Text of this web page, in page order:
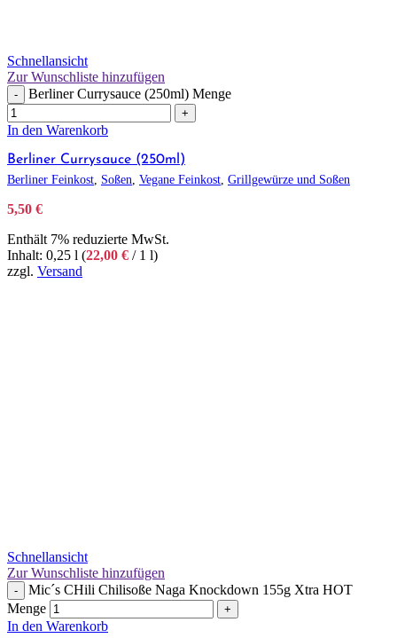
Schnellansicht
Zur Wunschliste hinzufügen
- Berliner Currysauce (250ml) Menge
+
In den Warenkorb
Berliner Currysauce (250ml)
Berliner Feinkost Soßen Vegane Feinkost Grillgewürze und Soßen
5,50 €
Enthält 7% reduzierte MwSt.
Inhalt: 0,25 l (22,00 € / 1 l)
zzgl. Versand
Schnellansicht
Zur Wunschliste hinzufügen
-
Mic´s CHili Chilisoße Naga Knockdown 155g Xtra HOT
Menge
+
In den Warenkorb